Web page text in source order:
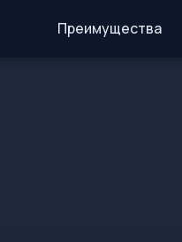
Преимущества